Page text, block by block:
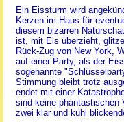
Ein Eissturm wird
Kerzen im Haus für
diesem bizarren
ist, mit Eis überzieht,
Rück-Zug von New York,
auf einer Party, als der
sogenannte
Stimmung bleibt trotz
endet mit einer
sind keine phantastischen
zwei klar und kühl